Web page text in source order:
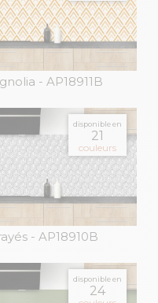
- AP18911B
disponible en
21
couleurs
- AP18910B
disponible en
24